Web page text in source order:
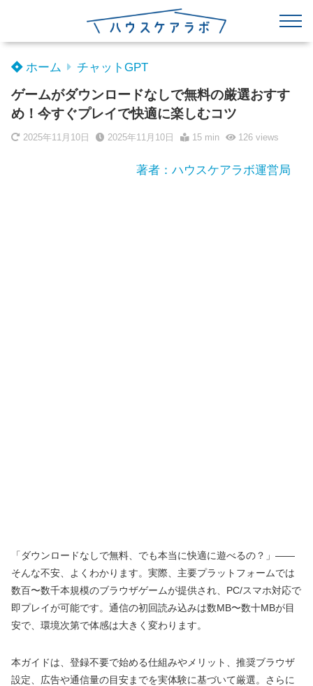
ホーム チャットGPT
ゲームがダウンロードなしで無料の厳選おすす
め！今すぐプレイで快適に楽しむコツ
2025年11月10日 2025年11月10日 15 min 126views
著者：ハウスケアラボ運営局
「ダウンロードなしで無料、でも本当に快適に遊べるの？」——
そんな不安、よくわかります。実際、主要プラットフォームでは
数百〜数千本規模のブラウザゲームが提供され、PC/スマホ対応で
即プレイが可能です。通信の初回読み込みは数MB〜数十MBが目
安で、環境次第で体感は大きく変わります。
本ガイドは、登録不要で始める仕組みやメリット、推奨ブラウザ
設定、広告や通信量の目安までを実体験に基づいて厳選。さらに